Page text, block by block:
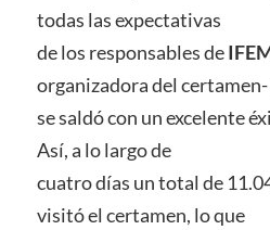
todas las expectativas
de los responsables de
organizadora del certamen-
se saldó con un excelente
Así, a lo largo de
cuatro días un total de
visitó el certamen, lo que